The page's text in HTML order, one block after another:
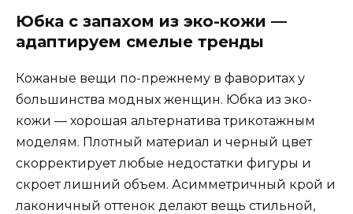
Юбка с запахом из эко-кожи —
адаптируем смелые тренды
Кожаные вещи по-прежнему в фаворитах у
большинства модных женщин. Юбка из эко-
кожи — хорошая альтернатива трикотажным
моделям. Плотный материал и черный цвет
скорректирует любые недостатки фигуры и
скроет лишний объем. Асимметричный крой и
лаконичный оттенок делают вещь стильной,